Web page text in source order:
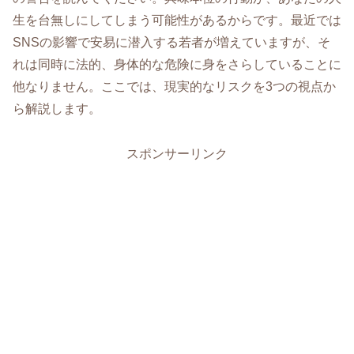
生を台無しにしてしまう可能性があるからです。最近では
SNSの影響で安易に潜入する若者が増えていますが、そ
れは同時に法的、身体的な危険に身をさらしていることに
他なりません。ここでは、現実的なリスクを3つの視点か
ら解説します。
スポンサーリンク